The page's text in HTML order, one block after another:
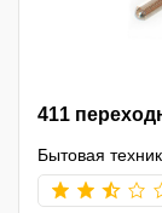
411
Бытовая